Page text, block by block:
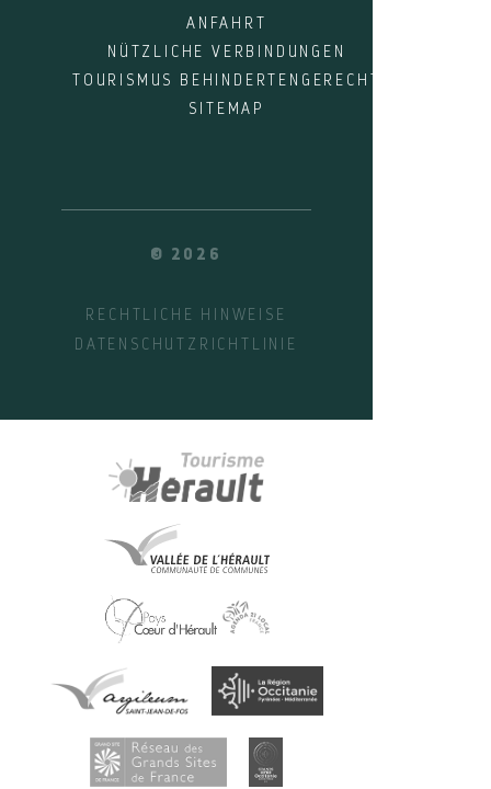
ANFAHRT
NÜTZLICHE VERBINDUNGEN
TOURISMUS BEHINDERTENGERECHT
SITEMAP
© 2026
RECHTLICHE HINWEISE
DATENSCHUTZRICHTLINIE